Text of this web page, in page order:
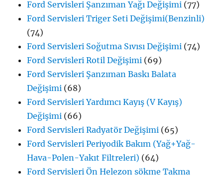
Ford Servisleri Şanzıman Yağı Değişimi (77)
Ford Servisleri Triger Seti Değişimi(Benzinli)
(74)
Ford Servisleri Soğutma Sıvısı Değişimi (74)
Ford Servisleri Rotil Değişimi (69)
Ford Servisleri Şanzıman Baskı Balata
Değişimi (68)
Ford Servisleri Yardımcı Kayış (V Kayış)
Değişimi (66)
Ford Servisleri Radyatör Değişimi (65)
Ford Servisleri Periyodik Bakım (Yağ+Yağ-
Hava-Polen-Yakıt Filtreleri) (64)
Ford Servisleri Ön Helezon sökme Takma